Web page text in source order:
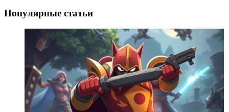
Популярные статьи